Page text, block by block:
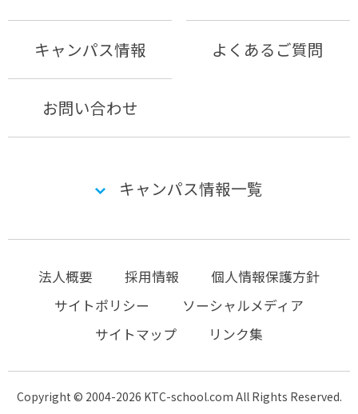
キャンパス情報 よくあるご質問
お問い合わせ
キャンパス情報一覧
法人概要 採用情報
個人情報保護方針
サイトポリシー
ソーシャルメディア
サイトマップ
リンク集
Copyright © 2004-2026 KTC-school.com All Rights Reserved.